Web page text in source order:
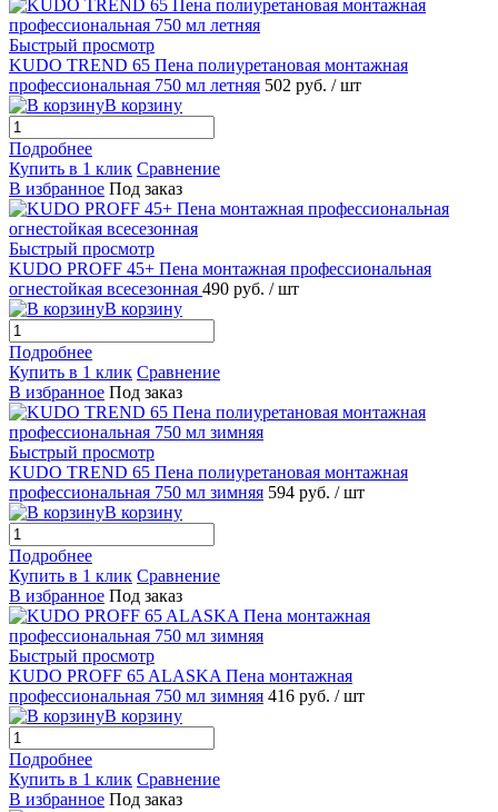
Быстрый просмотр
KUDO TREND 65 Пена полиуретановая монтажная
профессиональная 750 мл летняя 502 руб. / шт
В корзину
Подробнее
Купить в 1 клик Сравнение
В избранное Под заказ
Быстрый просмотр
KUDO PROFF 45+ Пена монтажная профессиональная
огнестойкая всесезонная 490 руб. / шт
В корзину
Подробнее
Купить в 1 клик Сравнение
В избранное Под заказ
Быстрый просмотр
KUDO TREND 65 Пена полиуретановая монтажная
профессиональная 750 мл зимняя 594 руб. / шт
В корзину
Подробнее
Купить в 1 клик Сравнение
В избранное Под заказ
Быстрый просмотр
KUDO PROFF 65 ALASKA Пена монтажная
профессиональная 750 мл зимняя 416 руб. / шт
В корзину
Подробнее
Купить в 1 клик Сравнение
В избранное Под заказ